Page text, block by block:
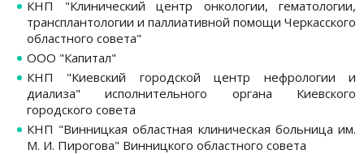
КНП "Клинический центр онкологии, гематологии,
трансплантологии и паллиативной помощи Черкасского
областного совета"
ООО "Капитал"
КНП "Киевский городской центр нефрологии и
диализа" исполнительного органа Киевского
городского совета
КНП "Винницкая областная клиническая больница им.
М. И. Пирогова" Винницкого областного совета